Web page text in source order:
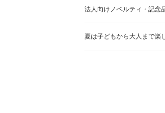
法人向けノベルティ・記念
夏は子どもから大人まで楽